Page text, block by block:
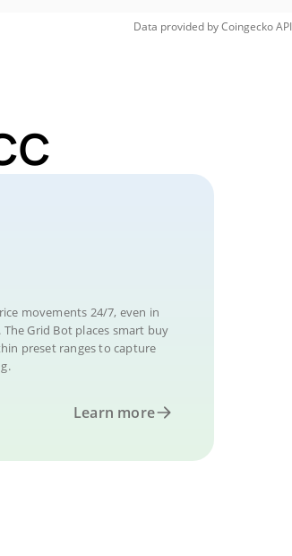
Data provided byCoingeckoAPI
movements 24/7, even in
Grid Bot places smart buy
preset ranges to capture
Learn more